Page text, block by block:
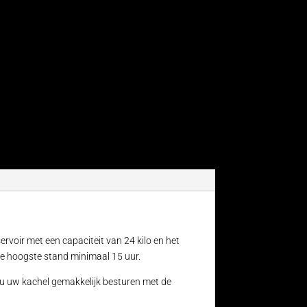
met een capaciteit van 24 kilo en het
hoogste stand minimaal 15 uur.
uw kachel gemakkelijk besturen met de